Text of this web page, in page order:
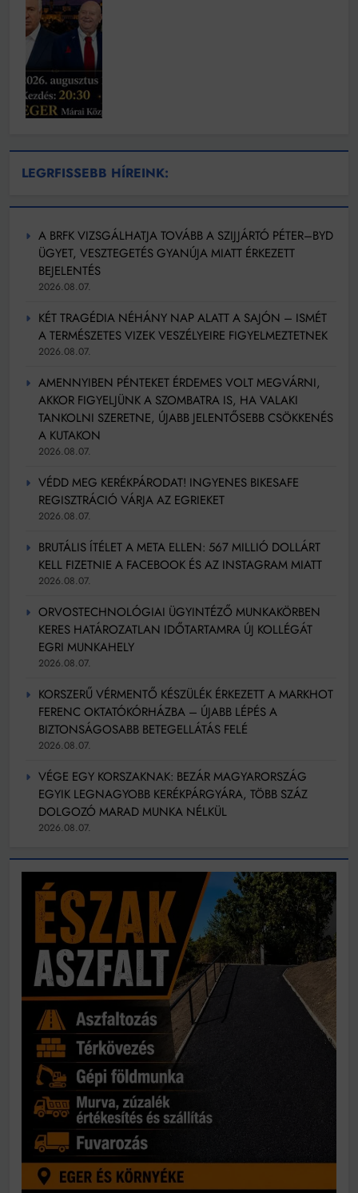
LEGRFISSEBB HÍREINK:
A BRFK VIZSGÁLHATJA TOVÁBB A SZIJJÁRTÓ PÉTER–BYD
ÜGYET, VESZTEGETÉS GYANÚJA MIATT ÉRKEZETT
BEJELENTÉS
2026.08.07.
KÉT TRAGÉDIA NÉHÁNY NAP ALATT A SAJÓN – ISMÉT
A TERMÉSZETES VIZEK VESZÉLYEIRE FIGYELMEZTETNEK
2026.08.07.
AMENNYIBEN PÉNTEKET ÉRDEMES VOLT MEGVÁRNI,
AKKOR FIGYELJÜNK A SZOMBATRA IS, HA VALAKI
TANKOLNI SZERETNE, ÚJABB JELENTŐSEBB CSÖKKENÉS
A KUTAKON
2026.08.07.
VÉDD MEG KERÉKPÁRODAT! INGYENES BIKESAFE
REGISZTRÁCIÓ VÁRJA AZ EGRIEKET
2026.08.07.
BRUTÁLIS ÍTÉLET A META ELLEN: 567 MILLIÓ DOLLÁRT
KELL FIZETNIE A FACEBOOK ÉS AZ INSTAGRAM MIATT
2026.08.07.
ORVOSTECHNOLÓGIAI ÜGYINTÉZŐ MUNKAKÖRBEN
KERES HATÁROZATLAN IDŐTARTAMRA ÚJ KOLLÉGÁT
EGRI MUNKAHELY
2026.08.07.
KORSZERŰ VÉRMENTŐ KÉSZÜLÉK ÉRKEZETT A MARKHOT
FERENC OKTATÓKÓRHÁZBA – ÚJABB LÉPÉS A
BIZTONSÁGOSABB BETEGELLÁTÁS FELÉ
2026.08.07.
VÉGE EGY KORSZAKNAK: BEZÁR MAGYARORSZÁG
EGYIK LEGNAGYOBB KERÉKPÁRGYÁRA, TÖBB SZÁZ
DOLGOZÓ MARAD MUNKA NÉLKÜL
2026.08.07.